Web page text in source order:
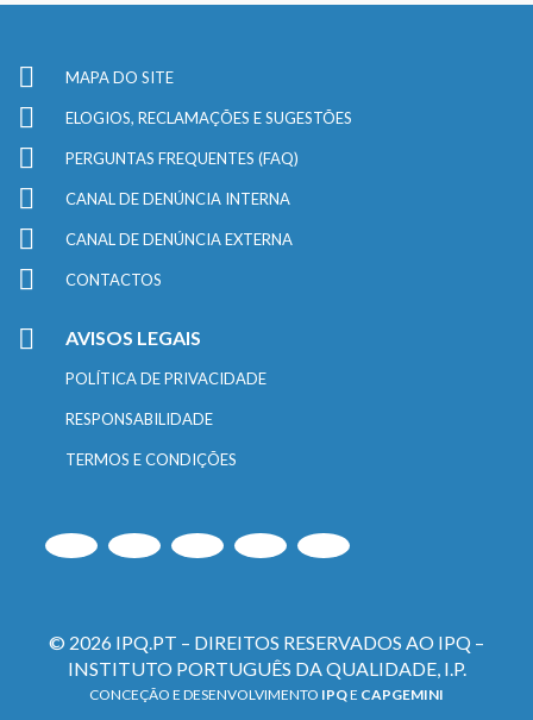
MAPA DO SITE
ELOGIOS, RECLAMAÇÕES E SUGESTÕES
PERGUNTAS FREQUENTES (FAQ)
CANAL DE DENÚNCIA INTERNA
CANAL DE DENÚNCIA EXTERNA
CONTACTOS
AVISOS LEGAIS
POLÍTICA DE PRIVACIDADE
RESPONSABILIDADE
TERMOS E CONDIÇÕES
© 2026 IPQ.PT – DIREITOS RESERVADOS AO IPQ –
INSTITUTO PORTUGUÊS DA QUALIDADE, I.P.
CONCEÇÃO E DESENVOLVIMENTO IPQE CAPGEMINI